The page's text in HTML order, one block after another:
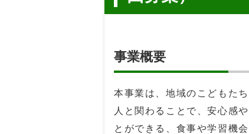
事業概要
本事業は、地域のこどもた
人と関わることで、安心感
とができる、食事や学習機